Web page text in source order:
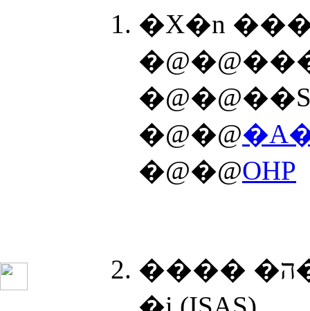
�@�@
�@�@OHP
���� �ה��C��� �x��C���q �L�iNASDA�j,���X��